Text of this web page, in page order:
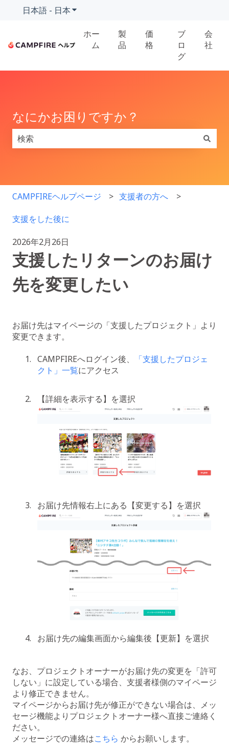
日本語 - 日本翻訳のサブメニューを表示
ホー
ム
製
品
価
格
ブ
ロ
グ
会
社
なにかお困りですか？
CAMPFIREヘルプページ 支援者の方へ
支援をした後に
2026年2月26日
支援したリターンのお届け
先を変更したい
お届け先はマイページの「支援したプロジェクト」より
変更できます。
CAMPFIREへログイン後、
「支援したプロジェ
クト」一覧にアクセス
【詳細を表示する】を選択
お届け先情報右上にある【変更する】を選択
お届け先の編集画面から編集後【更新】を選択
なお、プロジェクトオーナーがお届け先の変更を「許可
しない」に設定している場合、支援者様側のマイページ
より修正できません。
マイページからお届け先が修正ができない場合は、メッ
セージ機能よりプロジェクトオーナー様へ直接ご連絡く
ださい。
メッセージでの連絡はこちら からお願いします。